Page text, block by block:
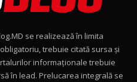
în premieră națională
/ Test Drive AutoBlog.MD
se realizează în limita
trebuie citată sursa și
informaționale trebuie
în lead. Prelucarea integrală se